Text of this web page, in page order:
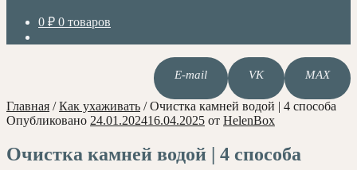
0 ₽ 0 товаров
E-mail VK MAX
Главная /Как ухаживать /Очистка камней водой | 4 способа
Опубликовано 24.01.202416.04.2025 от HelenBox
Очистка камней водой | 4 способа